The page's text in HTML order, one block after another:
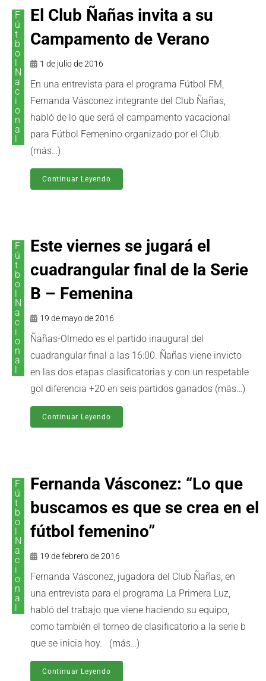
F
ú
t
b
o
N
a
c
i
o
n
a
El Club Ñañas invita a su
Campamento de Verano
1 de julio de 2016
En una entrevista para el programa Fútbol FM,
Fernanda Vásconez integrante del Club Ñañas,
habló de lo que será el campamento vacacional
para Fútbol Femenino organizado por el Club.
(más…)
Continuar Leyendo
F
ú
t
b
o
N
a
c
i
o
n
a
Este viernes se jugará el
cuadrangular final de la Serie
B – Femenina
19 de mayo de 2016
Ñañas-Olmedo es el partido inaugural del
cuadrangular final a las 16:00. Ñañas viene invicto
en las dos etapas clasificatorias y con un respetable
gol diferencia +20 en seis partidos ganados (más…)
Continuar Leyendo
F
ú
t
b
o
N
a
c
i
o
n
a
Fernanda Vásconez: “Lo que
buscamos es que se crea en el
fútbol femenino”
19 de febrero de 2016
Fernanda Vásconez, jugadora del Club Ñañas, en
una entrevista para el programa La Primera Luz,
habló del trabajo que viene haciendo su equipo,
como también el torneo de clasificatorio a la serie b
que se inicia hoy. (más…)
Continuar Leyendo